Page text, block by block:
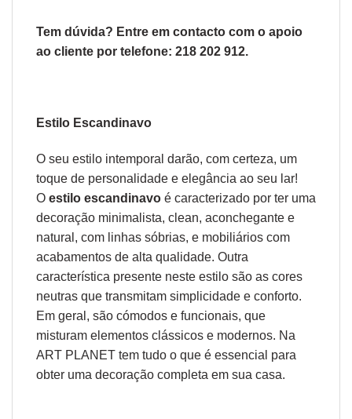
Tem dúvida? Entre em contacto com o apoio
ao cliente por telefone: 218 202 912.
Estilo Escandinavo
O seu estilo intemporal darão, com certeza, um
toque de personalidade e elegância ao seu lar!
O estilo escandinavo é caracterizado por ter uma
decoração minimalista, clean, aconchegante e
natural, com linhas sóbrias, e mobiliários com
acabamentos de alta qualidade. Outra
característica presente neste estilo são as cores
neutras que transmitam simplicidade e conforto.
Em geral, são cómodos e funcionais, que
misturam elementos clássicos e modernos. Na
ART PLANET tem tudo o que é essencial para
obter uma decoração completa em sua casa.